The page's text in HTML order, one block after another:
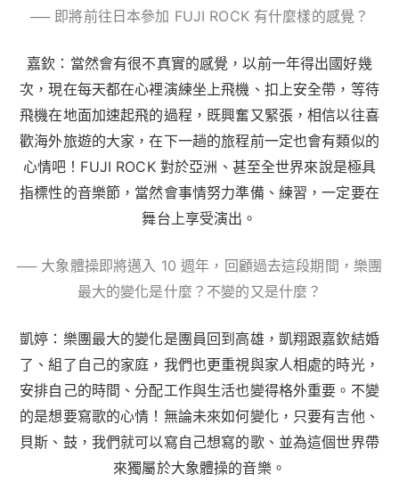
── 即將前往日本參加 FUJI ROCK 有什麼樣的感覺？
嘉欽：當然會有很不真實的感覺，以前一年得出國好幾
次，現在每天都在心裡演練坐上飛機、扣上安全帶，等待
飛機在地面加速起飛的過程，既興奮又緊張，相信以往喜
歡海外旅遊的大家，在下一趟的旅程前一定也會有類似的
心情吧！ FUJI ROCK 對於亞洲、甚至全世界來說是極具
指標性的音樂節，當然會事情努力準備、練習，一定要在
舞台上享受演出。
── 大象體操即將邁入 10 週年，回顧過去這段期間，樂團
最大的變化是什麼？不變的又是什麼？
凱婷：樂團最大的變化是團員回到高雄，凱翔跟嘉欽結婚
了、組了自己的家庭，我們也更重視與家人相處的時光，
安排自己的時間、分配工作與生活也變得格外重要。不變
的是想要寫歌的心情！無論未來如何變化，只要有吉他、
貝斯、鼓，我們就可以寫自己想寫的歌、並為這個世界帶
來獨屬於大象體操的音樂。